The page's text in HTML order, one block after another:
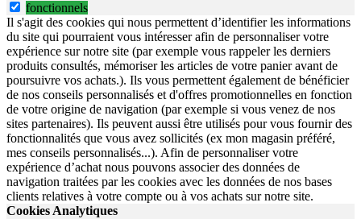
fonctionnels
Il s'agit des cookies qui nous permettent d’identifier les informations
du site qui pourraient vous intéresser afin de personnaliser votre
expérience sur notre site (par exemple vous rappeler les derniers
produits consultés, mémoriser les articles de votre panier avant de
poursuivre vos achats.). Ils vous permettent également de bénéficier
de nos conseils personnalisés et d'offres promotionnelles en fonction
de votre origine de navigation (par exemple si vous venez de nos
sites partenaires). Ils peuvent aussi être utilisés pour vous fournir des
fonctionnalités que vous avez sollicités (ex mon magasin préféré,
mes conseils personnalisés...). Afin de personnaliser votre
expérience d’achat nous pouvons associer des données de
navigation traitées par les cookies avec les données de nos bases
clients relatives à votre compte ou à vos achats sur notre site.
Cookies Analytiques